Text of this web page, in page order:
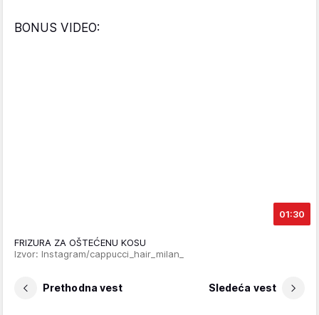
BONUS VIDEO:
01:30
FRIZURA ZA OŠTEĆENU KOSU
Izvor: Instagram/cappucci_hair_milan_
Prethodna vest Sledeća vest